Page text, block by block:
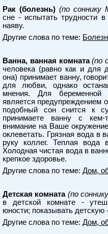
Рак (болезнь) (по соннику
сне - испытать трудности
наяву.
Другие слова по теме:
Ванна, ванная комната (по
человека (равно как и для
она) принимает ванну,
для любви, однако
мнения. Для
является
подобный сон снится к
принимаете ванну с
внимание на Ваше
оклеветать. Грязная вода в
руку коллег. Теплая вода
Холодная чистая вода в
крепкое здоровье.
Другие слова по теме: Дом,
Детская комната (по
в детской комнате -
юности; показывать
Другие слова по теме: Дом,